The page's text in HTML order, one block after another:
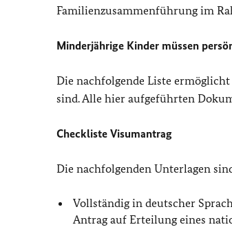
Familienzusammenführung im
Minderjährige Kinder müssen
Die nachfolgende Liste
sind. Alle hier aufgeführten
Checkliste Visumantrag
Die nachfolgenden Unterlagen
Vollständig in deutscher
Antrag auf Erteilung eines